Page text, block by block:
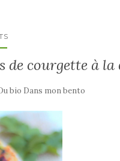
de courgette à
bio Dans mon bento